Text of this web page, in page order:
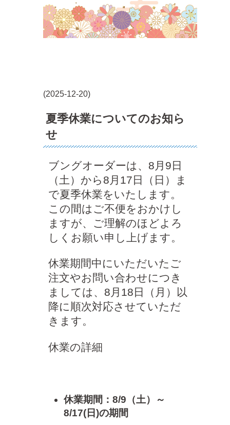
(2025-12-20)
夏季休業についてのお知ら
せ
ブングオーダーは、8月9日
（土）から8月17日（日）ま
で夏季休業をいたします。
この間はご不便をおかけし
ますが、ご理解のほどよろ
しくお願い申し上げます。
休業期間中にいただいたご
注文やお問い合わせにつき
ましては、8月18日（月）以
降に順次対応させていただ
きます。
休業の詳細
休業期間：8/9（土）～
8/17(日)の期間